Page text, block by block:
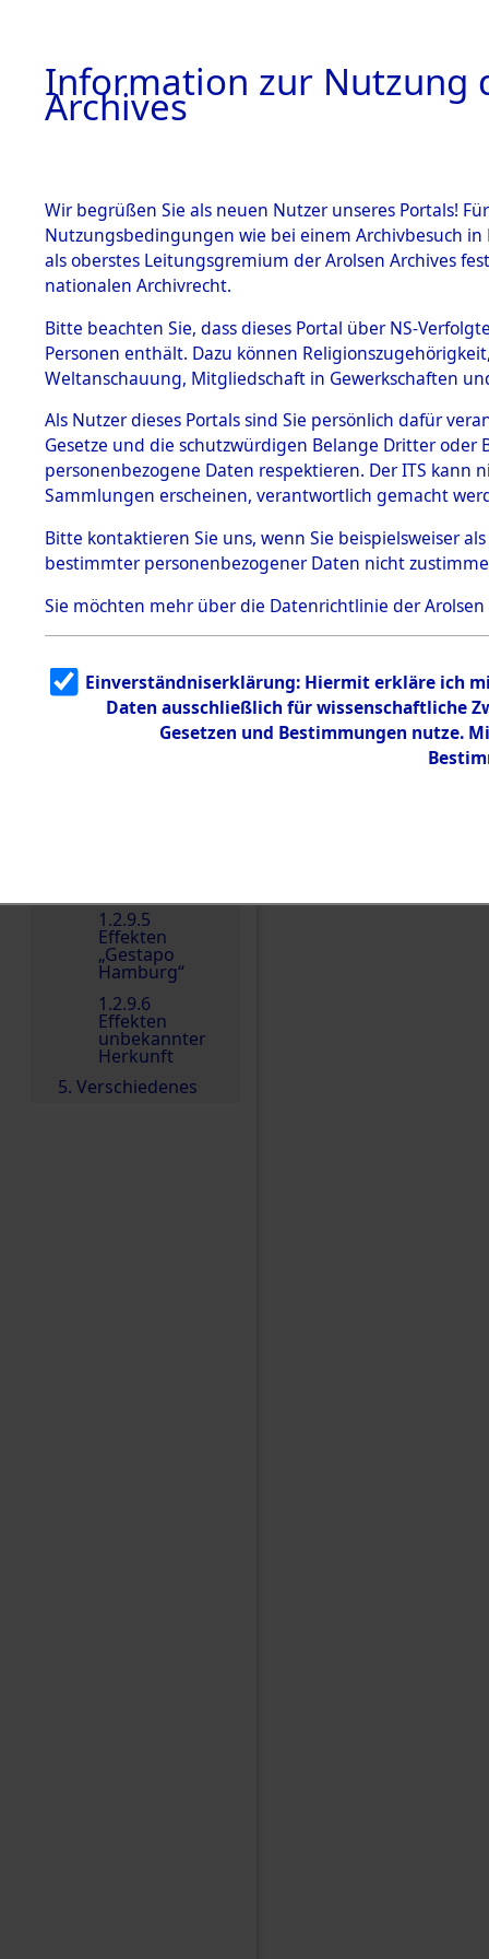
BESTÄNDE
1.
Inhaftierungsdoku
mente
1.2.9 Beim ITS
Effekten
1.2.9.1
Effekten aus
dem KZ
Dachau
1.2.9.2
Effekten aus
dem KZ
Bayerisches
1.2.9.3
Effekten aus
dem KZ
Neuengamm
1.2.9.5
Effekten
„Gestapo
Hamburg“
1.2.9.6
Effekten
unbekannter
Herkunft
5. Verschiedenes
0002
Einen Kommentar
Information zur Nutzung
Archives
Wir begrüßen Sie als neuen Nutzer unseres Portals!
Nutzungsbedingungen wie bei einem Archivbesuch
als oberstes Leitungsgremium der Arolsen Archives
nationalen Archivrecht.
Bitte beachten Sie, dass dieses Portal über NS-
Personen enthält. Dazu können
Weltanschauung, Mitgliedschaft in Gewerkschaften
Als Nutzer dieses Portals sind Sie persönlich dafür
Gesetze und die schutzwürdigen Belange Dritter
personenbezogene Daten respektieren. Der ITS
Sammlungen erscheinen, verantwortlich gemacht
Bitte kontaktieren Sie uns, wenn Sie beispielsweiser
bestimmter personenbezogener Daten nicht
Sie möchten mehr über die Datenrichtlinie der Arolsen
Einverständniserklärung: Hiermit erkläre ich
Daten ausschließlich für wissenschaftliche
Gesetzen und Bestimmungen nutze.